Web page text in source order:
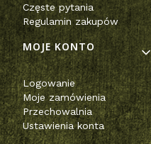
Częste pytania
Regulamin zakupów
MOJE KONTO
Logowanie
Moje zamówienia
Przechowalnia
Ustawienia konta